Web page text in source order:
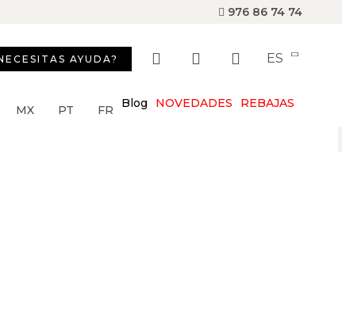
976 86 74 74
AYUDA? ES
MX PT FR Blog NOVEDADES REBAJAS